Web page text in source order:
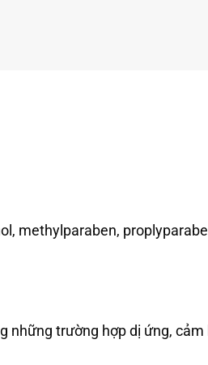
methylparaben,
những trường hợp dị ứng,